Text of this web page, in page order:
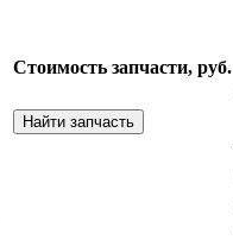
Стоимость запчасти, руб.